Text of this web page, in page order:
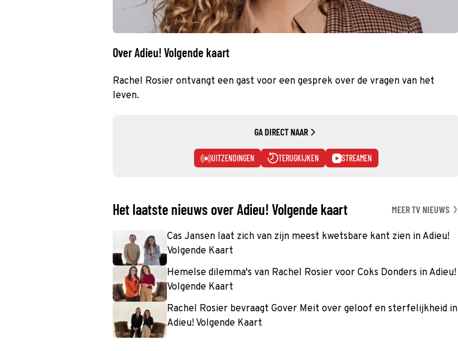
Over Adieu! Volgende kaart
Rachel Rosier ontvangt een gast voor een gesprek over de vragen van het
leven.
GA DIRECT NAAR
UITZENDINGEN TERUGKIJKEN STREAMEN
Het laatste nieuws over Adieu! Volgende kaart MEER TV NIEUWS
Cas Jansen laat zich van zijn meest kwetsbare kant zien in Adieu!
Volgende Kaart
Hemelse dilemma's van Rachel Rosier voor Coks Donders in Adieu!
Volgende Kaart
Rachel Rosier bevraagt Gover Meit over geloof en sterfelijkheid in
Adieu! Volgende Kaart